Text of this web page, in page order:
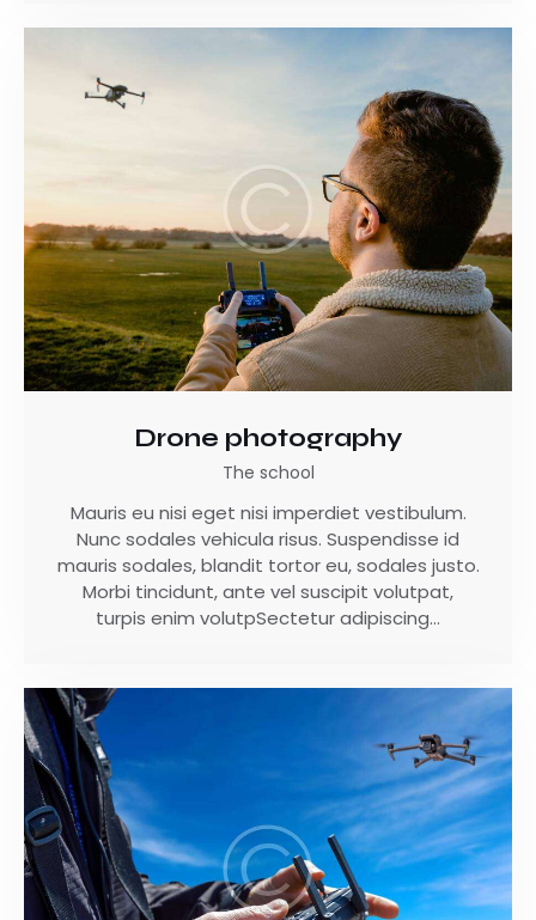
Drone photography
The school
Mauris eu nisi eget nisi imperdiet vestibulum.
Nunc sodales vehicula risus. Suspendisse id
mauris sodales, blandit tortor eu, sodales justo.
Morbi tincidunt, ante vel suscipit volutpat,
turpis enim volutpSectetur adipiscing…